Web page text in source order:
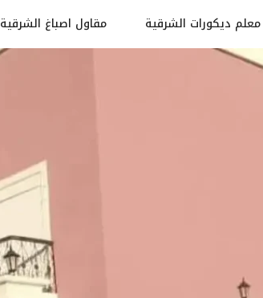
معلم ديكورات الشرقية مقاول اصباغ الشرقية